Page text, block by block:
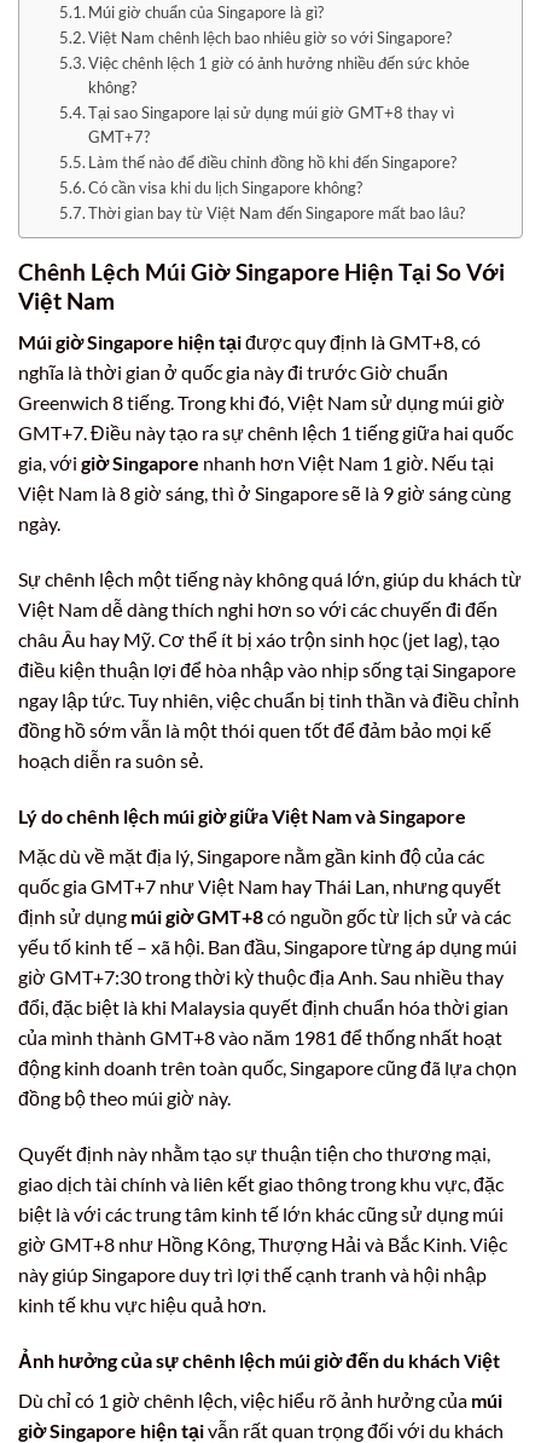
Múi giờ chuẩn của Singapore là gì?
Việt Nam chênh lệch bao nhiêu giờ so với Singapore?
Việc chênh lệch 1 giờ có ảnh hưởng nhiều đến sức khỏe
không?
Tại sao Singapore lại sử dụng múi giờ GMT+8 thay vì
GMT+7?
Làm thế nào để điều chỉnh đồng hồ khi đến Singapore?
Có cần visa khi du lịch Singapore không?
Thời gian bay từ Việt Nam đến Singapore mất bao lâu?
Chênh Lệch Múi Giờ Singapore Hiện Tại So Với
Việt Nam
Múi giờ Singapore hiện tạiđược quy định là GMT+8, có
nghĩa là thời gian ở quốc gia này đi trước Giờ chuẩn
Greenwich 8 tiếng. Trong khi đó, Việt Nam sử dụng múi giờ
GMT+7. Điều này tạo ra sự chênh lệch 1 tiếng giữa hai quốc
gia, với giờ Singapore nhanh hơn Việt Nam 1 giờ. Nếu tại
Việt Nam là 8 giờ sáng, thì ở Singapore sẽ là 9 giờ sáng cùng
ngày.
Sự chênh lệch một tiếng này không quá lớn, giúp du khách từ
Việt Nam dễ dàng thích nghi hơn so với các chuyến đi đến
châu Âu hay Mỹ. Cơ thể ít bị xáo trộn sinh học (jet lag), tạo
điều kiện thuận lợi để hòa nhập vào nhịp sống tại Singapore
ngay lập tức. Tuy nhiên, việc chuẩn bị tinh thần và điều chỉnh
đồng hồ sớm vẫn là một thói quen tốt để đảm bảo mọi kế
hoạch diễn ra suôn sẻ.
Lý do chênh lệch múi giờ giữa Việt Nam và Singapore
Mặc dù về mặt địa lý, Singapore nằm gần kinh độ của các
quốc gia GMT+7 như Việt Nam hay Thái Lan, nhưng quyết
định sử dụng múi giờ GMT+8có nguồn gốc từ lịch sử và các
yếu tố kinh tế – xã hội. Ban đầu, Singapore từng áp dụng múi
giờ GMT+7:30 trong thời kỳ thuộc địa Anh. Sau nhiều thay
đổi, đặc biệt là khi Malaysia quyết định chuẩn hóa thời gian
của mình thành GMT+8 vào năm 1981 để thống nhất hoạt
động kinh doanh trên toàn quốc, Singapore cũng đã lựa chọn
đồng bộ theo múi giờ này.
Quyết định này nhằm tạo sự thuận tiện cho thương mại,
giao dịch tài chính và liên kết giao thông trong khu vực, đặc
biệt là với các trung tâm kinh tế lớn khác cũng sử dụng múi
giờ GMT+8 như Hồng Kông, Thượng Hải và Bắc Kinh. Việc
này giúp Singapore duy trì lợi thế cạnh tranh và hội nhập
kinh tế khu vực hiệu quả hơn.
Ảnh hưởng của sự chênh lệch múi giờ đến du khách Việt
Dù chỉ có 1 giờ chênh lệch, việc hiểu rõ ảnh hưởng của múi
giờ Singapore hiện tạivẫn rất quan trọng đối với du khách